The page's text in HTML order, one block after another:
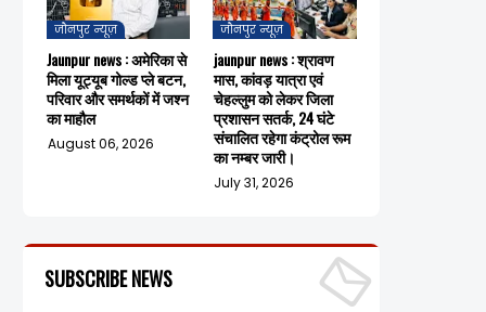
जौनपुर न्यूज़
Jaunpur news : अमेरिका से
मिला यूट्यूब गोल्ड प्ले बटन,
परिवार और समर्थकों में जश्न
का माहौल
August 06, 2026
जौनपुर न्यूज़
jaunpur news : श्रावण
मास, कांवड़ यात्रा एवं
चेहल्लुम को लेकर जिला
प्रशासन सतर्क, 24 घंटे
संचालित रहेगा कंट्रोल रूम
का नम्बर जारी।
July 31, 2026
SUBSCRIBE NEWS